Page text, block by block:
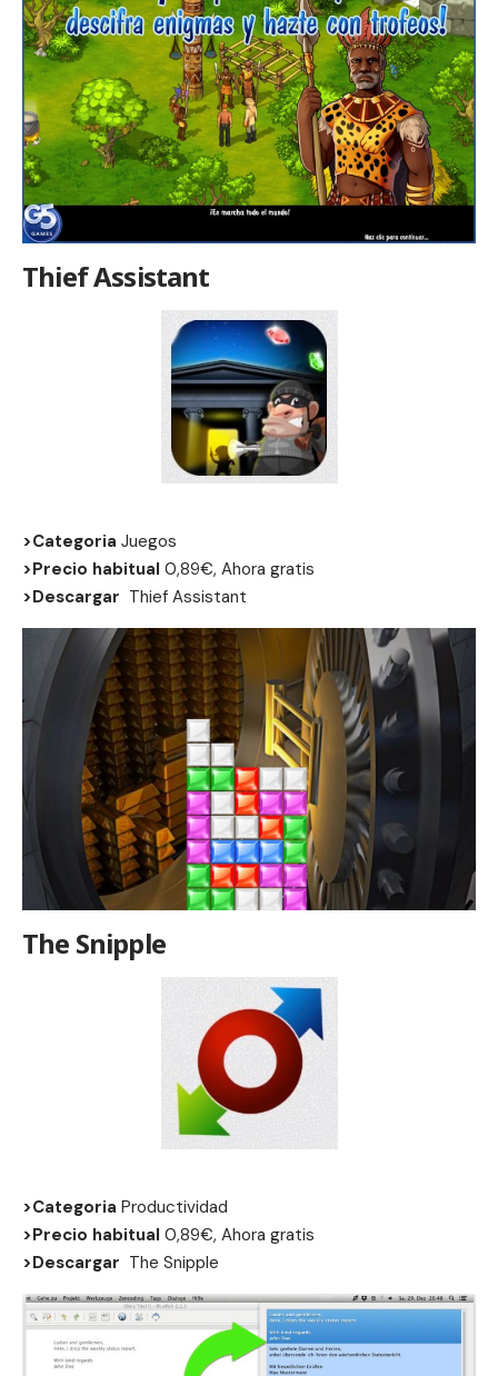
Thief Assistant
>Categoria Juegos
>Precio habitual 0,89€, Ahora gratis
>Descargar Thief Assistant
The Snipple
>Categoria Productividad
>Precio habitual 0,89€, Ahora gratis
>Descargar The Snipple